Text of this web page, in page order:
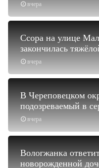
вчера
вчера
Ссора на улице
закончилась
вчера
В Череповецком
подозреваемый в
Вологжанка
новорожденной